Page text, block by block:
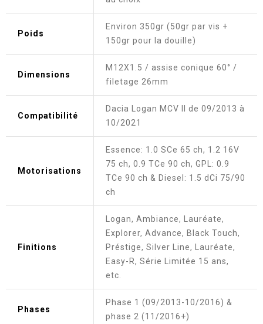
Poids
Environ 350gr (50gr par vis +
150gr pour la douille)
Dimensions
M12X1.5 / assise conique 60° /
filetage 26mm
Compatibilité
Dacia Logan MCV II de 09/2013 à
10/2021
Motorisations
Essence: 1.0 SCe 65 ch, 1.2 16V
75 ch, 0.9 TCe 90 ch, GPL: 0.9
TCe 90 ch & Diesel: 1.5 dCi 75/90
ch
Finitions
Logan, Ambiance, Lauréate,
Explorer, Advance, Black Touch,
Préstige, Silver Line, Lauréate,
Easy-R, Série Limitée 15 ans,
etc.
Phases
Phase 1 (09/2013-10/2016) &
phase 2 (11/2016+)